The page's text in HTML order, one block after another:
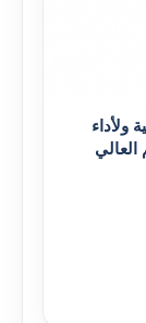
ولأداء
العالي